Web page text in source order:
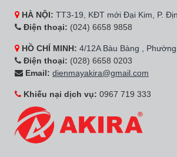
HÀ NỘI: TT3-19, KĐT mới Đại Kim, P.
Điện thoại: (024) 6658 9858
HỒ CHÍ MINH: 4/12A Bàu Bàng ,
Điện thoại: (028) 6658 0203
Email: dienmayakira@gmail.com
Khiếu nại dịch vụ: 0967 719 333